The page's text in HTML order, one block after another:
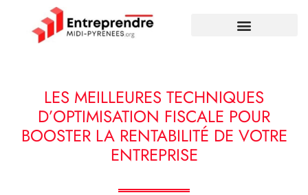
LES MEILLEURES TECHNIQUES
D’OPTIMISATION FISCALE POUR
BOOSTER LA RENTABILITÉ DE VOTRE
ENTREPRISE